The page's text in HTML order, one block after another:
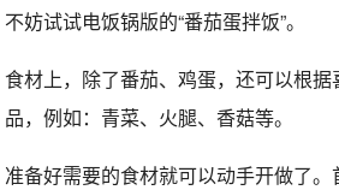
不妨试试电饭锅版的“番茄蛋拌饭”。
食材上，除了番茄、鸡蛋，还可以根
品，例如：青菜、火腿、香菇等。
准备好需要的食材就可以动手开做了